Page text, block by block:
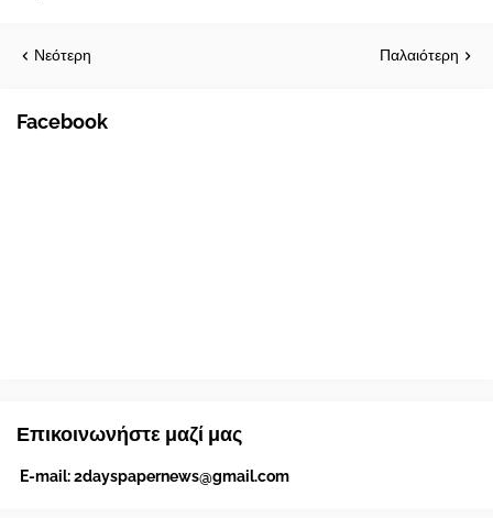
Νεότερη Παλαιότερη
Facebook
Επικοινωνήστε μαζί μας
E-mail:2dayspapernews@gmail.com